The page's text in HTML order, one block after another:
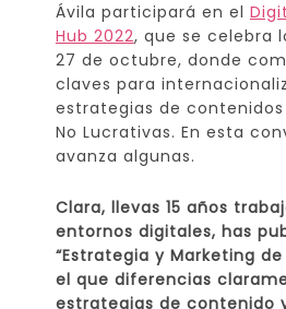
Ávila participará en el
Hub 2022, que se celebra
27 de octubre, donde
claves para
estrategias de contenidos
No Lucrativas. En esta
avanza algunas.
Clara, llevas 15 años
entornos digitales, has
“Estrategia y Marketing
el que diferencias
estrategias de contenido